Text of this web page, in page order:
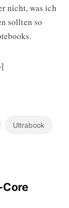
nicht, was ich
sollten so
Ultrabook